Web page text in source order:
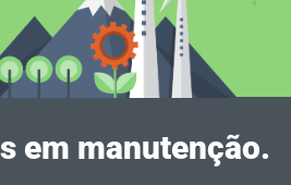
em manutenção.